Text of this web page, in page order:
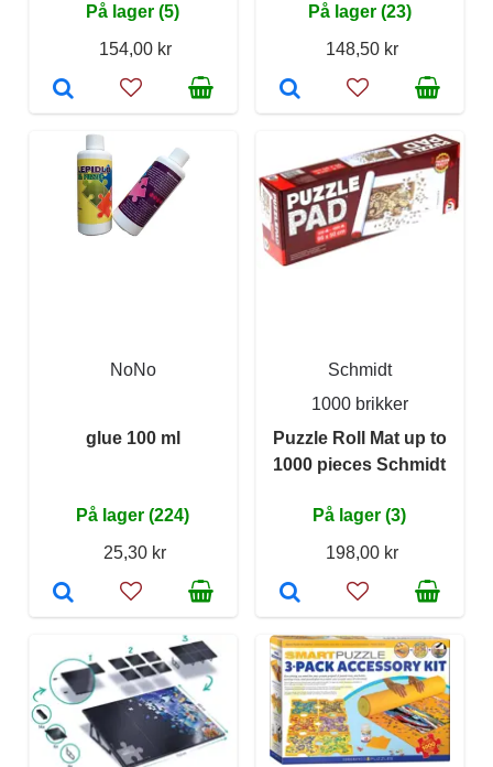
På lager (5)
154,00 kr
På lager (23)
148,50 kr
NoNo
glue 100 ml
På lager (224)
25,30 kr
Schmidt
1000 brikker
Puzzle Roll Mat up to
1000 pieces Schmidt
På lager (3)
198,00 kr